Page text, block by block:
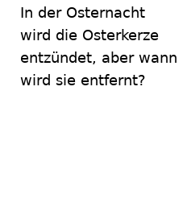
In der Osternacht
wird die Osterkerze
entzündet, aber wann
wird sie entfernt?